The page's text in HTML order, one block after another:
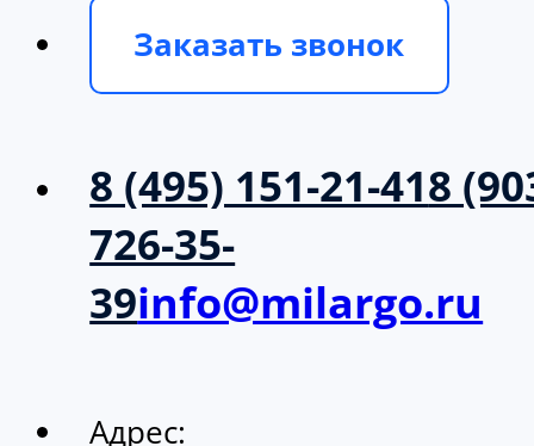
Заказать звонок
8 (495) 151-21-418
726-35-
39info@milargo.ru
Адрес: